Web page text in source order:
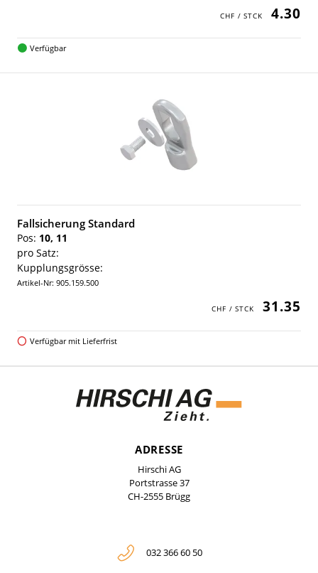
4.30
Verfügbar
Fallsicherung Standard
Pos: 10, 11
pro Satz:
Kupplungsgrösse:
Artikel-Nr: 905.159.500
31.35
Verfügbar mit Lieferfrist
ADRESSE
Hirschi AG
Portstrasse 37
CH-2555 Brügg
032 366 60 50